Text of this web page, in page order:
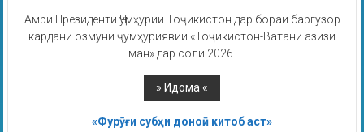
Амри Президенти Ҷумҳурии Тоҷикистон дар бораи баргузор
кардани озмуни ҷумҳуриявии «Тоҷикистон-Ватани азизи
ман» дар соли 2026.
«Фурӯғи субҳи доноӣ китоб аст»